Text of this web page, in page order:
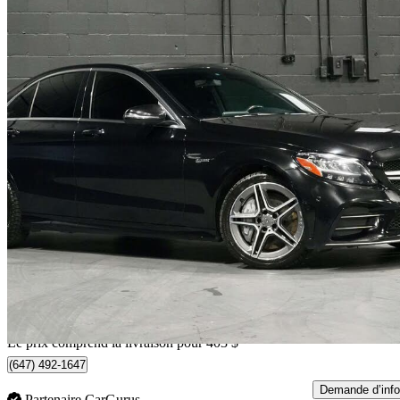
2020 Mercedes-Benz C-Class
AMG C 43 Sedan 4MATIC 144 068 km
31 301 $ Bonne
549 $/mois env.
Livraison à domicile de Vaughan, ON
Le prix comprend la livraison pour 403 $
(647) 492-1647
Demande d’info